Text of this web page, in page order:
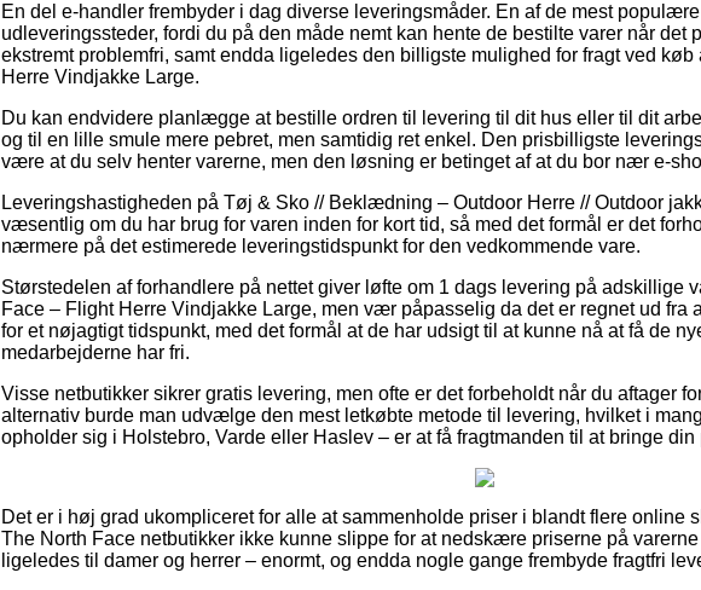
En del e-handler frembyder i dag diverse leveringsmåder. En af de mest
udleveringssteder, fordi du på den måde nemt kan hente de bestilte varer når det
ekstremt problemfri, samt endda ligeledes den billigste mulighed for fragt ved
Herre Vindjakke Large.
Du kan endvidere planlægge at bestille ordren til levering til dit hus eller til dit
og til en lille smule mere pebret, men samtidig ret enkel. Den prisbilligste
være at du selv henter varerne, men den løsning er betinget af at du bor nær e-
Leveringshastigheden på Tøj & Sko // Beklædning – Outdoor Herre // Outdoor
væsentlig om du har brug for varen inden for kort tid, så med det formål er det
nærmere på det estimerede leveringstidspunkt for den vedkommende vare.
Størstedelen af forhandlere på nettet giver løfte om 1 dags levering på adskillige
Face – Flight Herre Vindjakke Large, men vær påpasselig da det er regnet ud fra
for et nøjagtigt tidspunkt, med det formål at de har udsigt til at kunne nå at få de
medarbejderne har fri.
Visse netbutikker sikrer gratis levering, men ofte er det forbeholdt når du aftager
alternativ burde man udvælge den mest letkøbte metode til levering, hvilket i
opholder sig i Holstebro, Varde eller Haslev – er at få fragtmanden til at bringe
Det er i høj grad ukompliceret for alle at sammenholde priser i blandt flere online
The North Face netbutikker ikke kunne slippe for at nedskære priserne på
ligeledes til damer og herrer – enormt, og endda nogle gange frembyde fragtfri